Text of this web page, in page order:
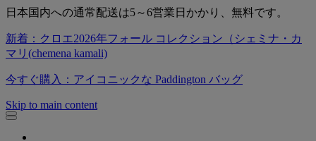
日本国内への通常配送は5～6営業日かかり、無料です。
新着：クロエ2026年フォール コレクション（シェミナ・カ
マリ(chemena kamali)
今すぐ購入：アイコニックな Paddington バッグ
Skip to main content